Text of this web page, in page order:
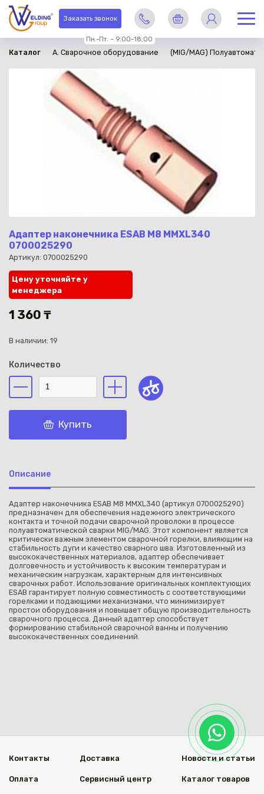
Заказать звонок
Пн.-Пт. – 9:00-18:00
Каталог A. Сварочное оборудование (MIG/MAG)
Адаптер наконечника ESAB М8 МMXL340
0700025290
Артикул: 0700025290
в наличии
Цену уточняйте у
менеджера
1 360 ₸
В наличии: 19
Количество
Купить
Описание
Адаптер наконечника ESAB M8 MMXL340 (артикул 0700025290)
предназначен для обеспечения надежного электрического
контакта и точной подачи сварочной проволоки в процессе
полуавтоматической сварки MIG/MAG. Этот компонент является
критически важным элементом сварочной горелки, влияющим на
стабильность дуги и качество сварного шва. Изготовленный из
высококачественных материалов, адаптер обеспечивает
долговечность и устойчивость к высоким температурам и
механическим нагрузкам, характерным для интенсивных
сварочных работ. Использование оригинальных комплектующих
ESAB гарантирует полную совместимость с соответствующими
горелками и подающими механизмами, что минимизирует
простои оборудования и повышает общую производительность
сварочного процесса. Данный адаптер способствует
формированию стабильной сварочной ванны и получению
высококачественных соединений.
Контакты
Оплата
Доставка
Сервисный центр
Новости и статьи
Каталог товаров